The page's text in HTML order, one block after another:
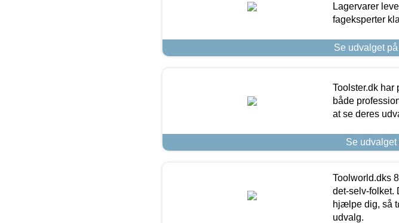
Lagervarer
fageksperter
Se udvalget
Toolster.dk har
både
at se deres
Se udvalget
Toolworld.dks
det-selv-folket.
hjælpe dig, så
udvalg.